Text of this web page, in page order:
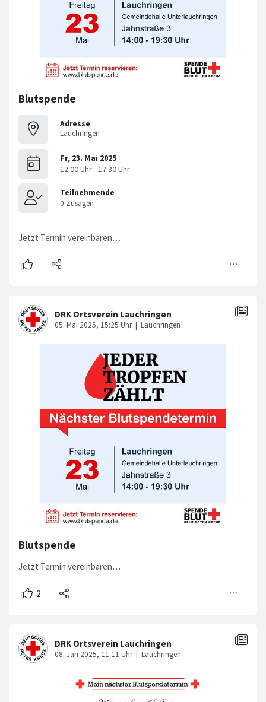
Blutspende
Adresse
Lauchringen
Jetzt Termin vereinbaren…
Blutspende
Jetzt Termin vereinbaren…